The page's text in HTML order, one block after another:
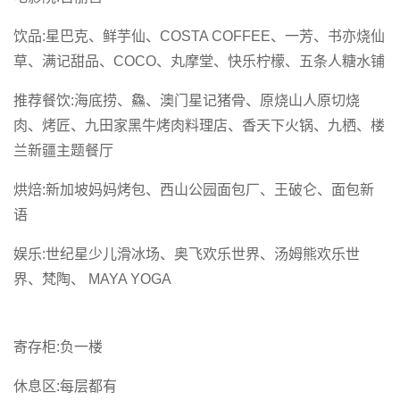
饮品:星巴克、鲜芋仙、COSTA COFFEE、一芳、书亦烧仙
草、满记甜品、COCO、丸摩堂、快乐柠檬、五条人糖水铺
推荐餐饮:海底捞、鱻、澳门星记猪骨、原烧山人原切烧
肉、烤匠、九田家黑牛烤肉料理店、香天下火锅、九栖、楼
兰新疆主题餐厅
烘焙:新加坡妈妈烤包、西山公园面包厂、王破仑、面包新
语
娱乐:世纪星少儿滑冰场、奥飞欢乐世界、汤姆熊欢乐世
界、梵陶、 MAYA YOGA
寄存柜:负一楼
休息区:每层都有